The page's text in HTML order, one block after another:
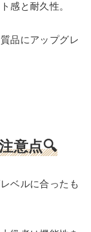
感と耐久性。
品にアップグレ
意点🔍
ベルに合ったも